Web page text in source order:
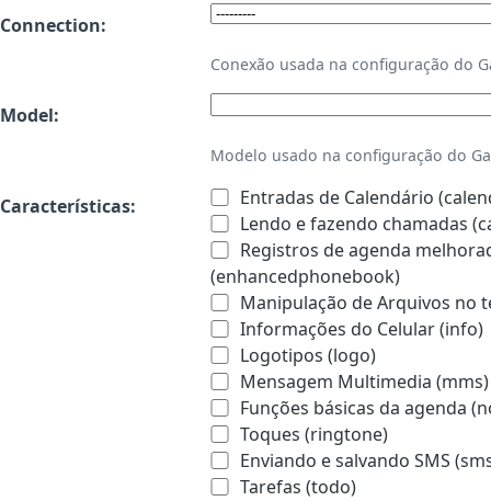
Connection:
Conexão usada na configuração do
Model:
Modelo usado na configuração do
Características:
Entradas de Calendário
Lendo e fazendo chamadas
Registros de agenda
(enhancedphonebook)
Manipulação de Arquivos no
Informações do Celular (info)
Logotipos (logo)
Mensagem Multimedia (mms)
Funções básicas da agenda
Toques (ringtone)
Enviando e salvando SMS
Tarefas (todo)